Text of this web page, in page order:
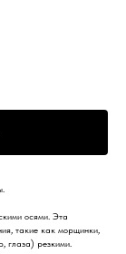
осями. Эта
такие как морщинки,
глаза) резкими.